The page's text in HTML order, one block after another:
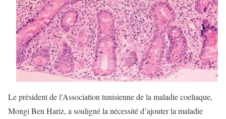
Le président de l’Association tunisienne de la maladie coeliaque,
Mongi Ben Hariz, a souligné la nécessité d’ajouter la maladie